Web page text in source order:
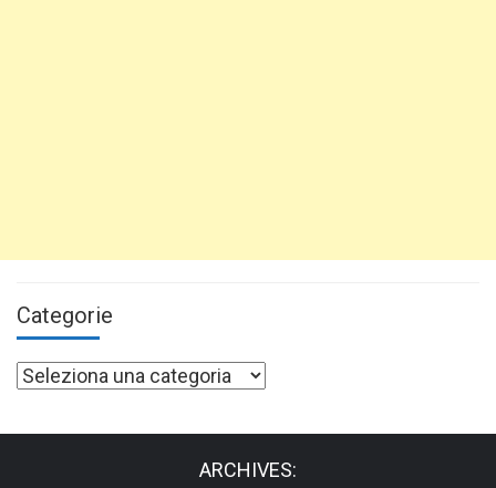
Categorie
Categorie
ARCHIVES: